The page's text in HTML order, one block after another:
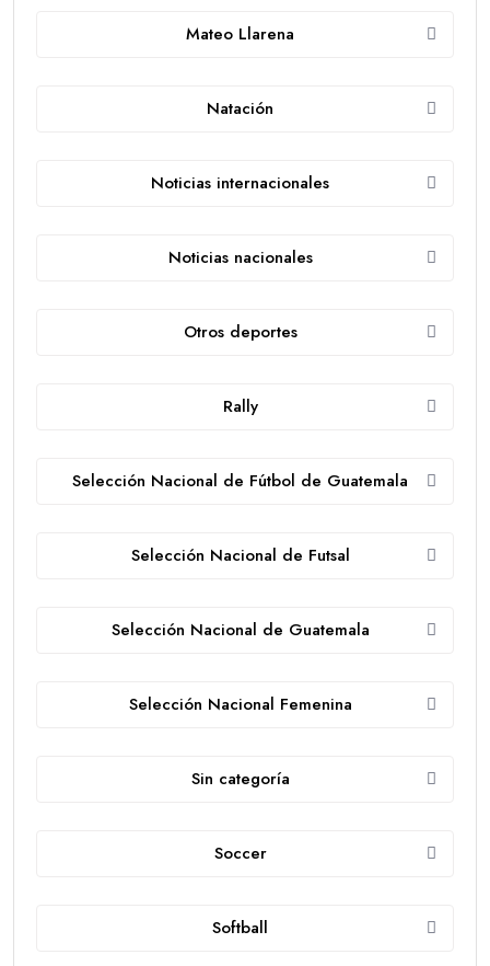
Mateo Llarena
Natación
Noticias internacionales
Noticias nacionales
Otros deportes
Rally
Selección Nacional de Fútbol de Guatemala
Selección Nacional de Futsal
Selección Nacional de Guatemala
Selección Nacional Femenina
Sin categoría
Soccer
Softball